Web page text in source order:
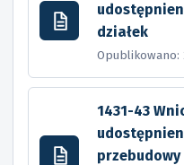
działek
Opublikowano:
1431-43